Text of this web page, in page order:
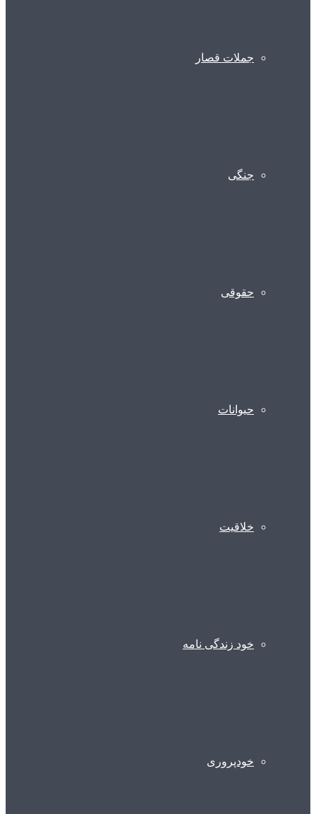
جملات قصار
جنگی
حقوقی
حیوانات
خلاقیت
خود زندگی نامه
خودپروری